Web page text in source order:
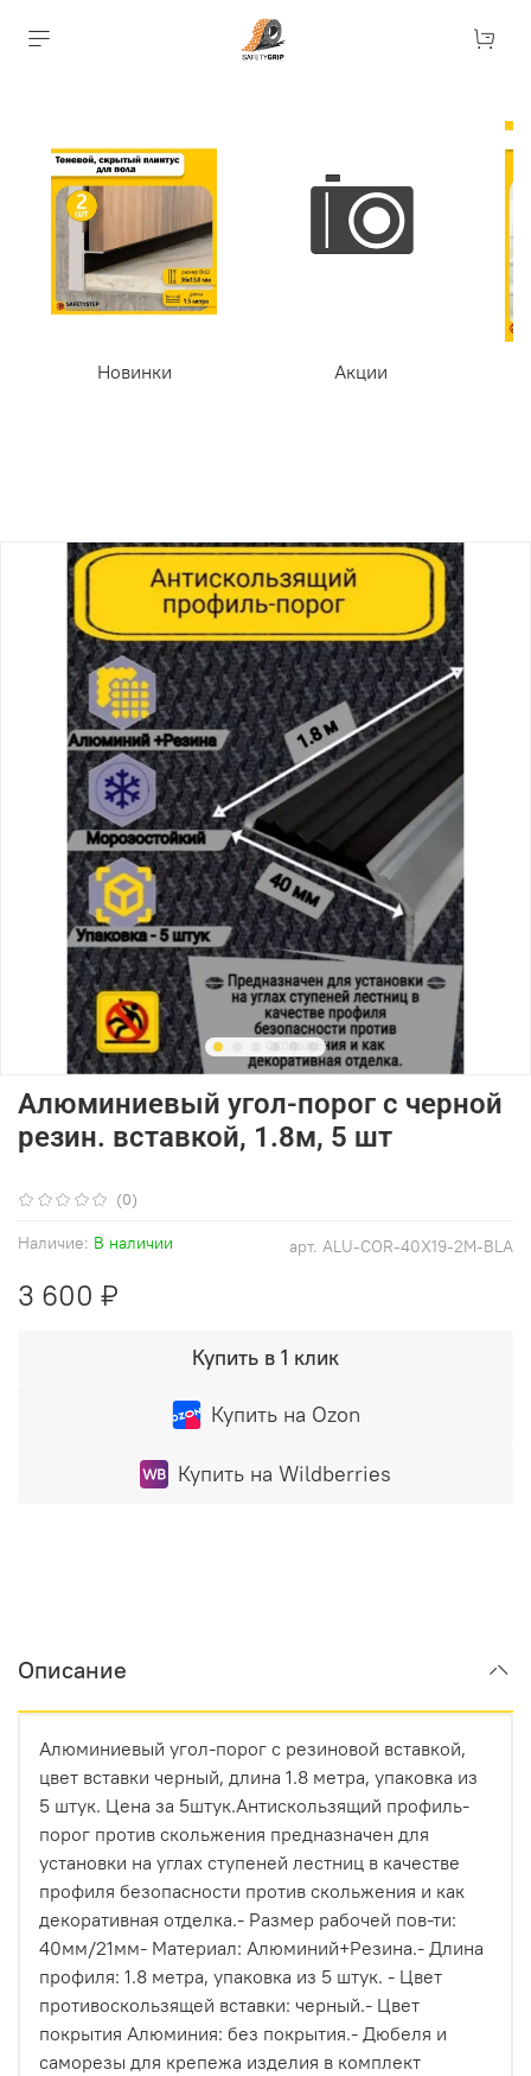
Новинки Акции
(0)
арт. ALU-COR-40X19-2M-BLA
Наличие: В наличии
Алюминиевый угол-порог с черной
резин. вставкой, 1.8м, 5 шт
3 600 ₽
Купить в 1 клик
Купить на Ozon
Купить на Wildberries
Описание
Алюминиевый угол-порог с резиновой вставкой,
цвет вставки черный, длина 1.8 метра, упаковка из
5 штук. Цена за 5штук.Антискользящий профиль-
порог против скольжения предназначен для
установки на углах ступеней лестниц в качестве
профиля безопасности против скольжения и как
декоративная отделка.- Размер рабочей пов-ти:
40мм/21мм- Материал: Алюминий+Резина.- Длина
профиля: 1.8 метра, упаковка из 5 штук. - Цвет
противоскользящей вставки: черный.- Цвет
покрытия Алюминия: без покрытия.- Дюбеля и
саморезы для крепежа изделия в комплект